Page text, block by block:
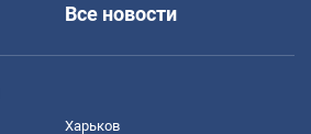
Все новости
Харьков